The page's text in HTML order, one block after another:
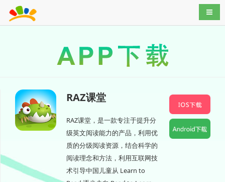
导航
RAZ课堂
RAZ课堂，是一款专注于提升分
级英文阅读能力的产品，利用优
质的分级阅读资源，结合科学的
阅读理念和方法，利用互联网技
术引导中国儿童从 Learn to